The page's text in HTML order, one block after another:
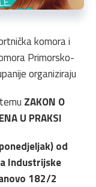
komora i
Primorsko-
organiziraju
ZAKON O
U PRAKSI
od
Industrijske
182/2